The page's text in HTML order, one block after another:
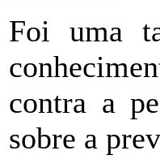
Foi uma
contra a
sobre a